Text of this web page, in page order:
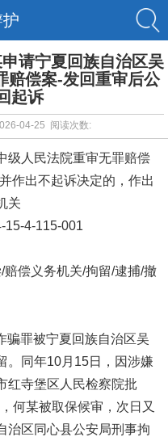
请宁夏回族自治区吴
赔偿案-发回重审后公
起诉
04-25 阅读次数:
级人民法院重审无罪赔偿
作出不起诉决定的，作出
关
15-4-115-001
偿义务机关/拘留/逮捕/撤
骗罪被宁夏回族自治区吴
。同年10月15日，因涉嫌
红寺堡区人民检察院批
何某被取保候审，次日又
治区同心县公安局刑事拘